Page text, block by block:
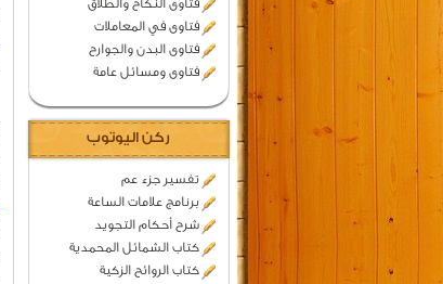
فتاوى النكاح والطلاق
فتاوى في المعاملات
فتاوى البدن والجوارح
فتاوى ومسائل عامة
ركن اليوتوب
تفسير جزء عم
برنامج علامات الساعة
شرح أحكام التجويد
كتاب الشمائل المحمدية
كتاب الروائح الزكية